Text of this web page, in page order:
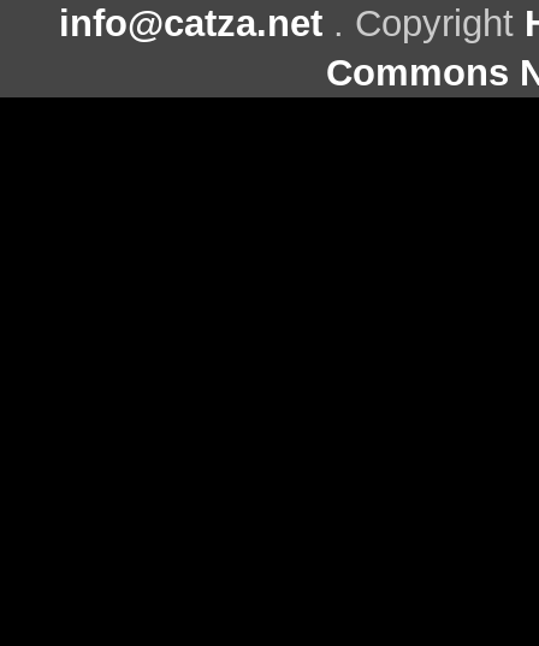
info@catza.net . Copyright
Commons